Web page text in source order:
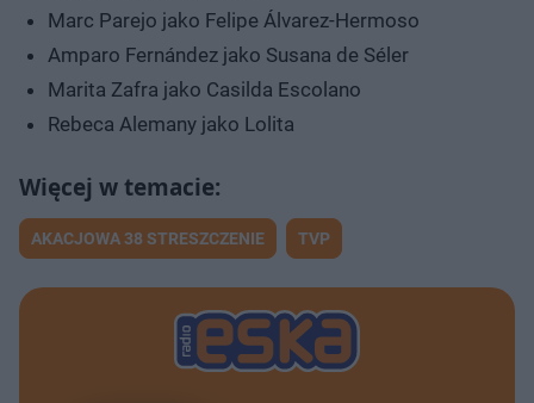
Marc Parejo jako Felipe Álvarez-Hermoso
Amparo Fernández jako Susana de Séler
Marita Zafra jako Casilda Escolano
Rebeca Alemany jako Lolita
AKACJOWA 38 STRESZCZENIE TVP